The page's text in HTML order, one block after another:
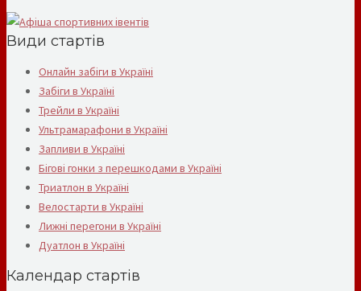
Види стартів
Онлайн забіги в Україні
Забіги в Україні
Трейли в Україні
Ультрамарафони в Україні
Запливи в Україні
Бігові гонки з перешкодами в Україні
Триатлон в Україні
Велостарти в Україні
Лижні перегони в Україні
Дуатлон в Україні
Календар стартів